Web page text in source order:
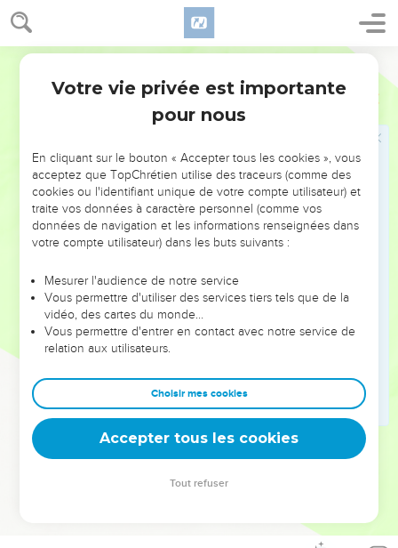
Exode 26
Tu dresseras le tabernacle d'après le modèle qui t'est
montré sur la montagne.
» Tu feras un voile bleu, pourpre et cramoisi, et en fin lin
retors. Il sera fait selon l’art du brodeur et l'on y représentera
Tu le fixeras à 4 colonnes d'acacia couvertes d'or. Ces
colonnes auront des crochets en or et reposeront sur 4 bases
en argent.
Tu mettras le voile sous les agrafes et c'est là, derrière le
voile, que tu feras pénétrer l'arche du témoignage. Le voile
vous servira de séparation entre le lieu saint et le lieu très
Tu mettras le propitiatoire sur l'arche du témoignage dans
le lieu très saint.
Tu placeras la table devant le voile et le chandelier en
face d’elle, du côté sud du tabernacle ; tu mettras la table du
côté nord.
» Pour l’entrée de la tente, tu feras un rideau bleu, pourpre
et cramoisi, avec du fin lin retors. Ce sera un ouvrage de
broderie.
Tu feras pour ce rideau 5 colonnes en acacia et tu les
Votre vie privée est importante
pour nous
En cliquant sur le bouton « Accepter tous les cookies », vous
acceptez que TopChrétien utilise des traceurs (comme des
cookies ou l'identifiant unique de votre compte utilisateur) et
traite vos données à caractère personnel (comme vos
données de navigation et les informations renseignées dans
votre compte utilisateur) dans les buts suivants :
Mesurer l'audience de notre service
Vous permettre d'utiliser des services tiers tels que de la
vidéo, des cartes du monde…
Vous permettre d'entrer en contact avec notre service de
relation aux utilisateurs.
Choisir mes cookies
Accepter tous les cookies
Tout refuser